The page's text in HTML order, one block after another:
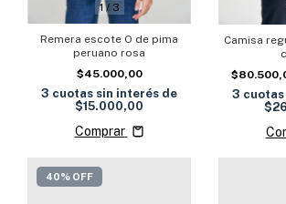
1/ 3
Remera escote O de pima
peruano rosa
$45.000,00
3 cuotas sin interés de
$15.000,00
Comprar
Camisa
3
40% OFF